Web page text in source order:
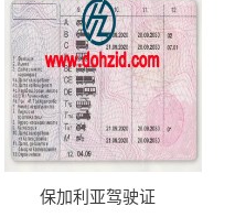
保加利亚驾驶证